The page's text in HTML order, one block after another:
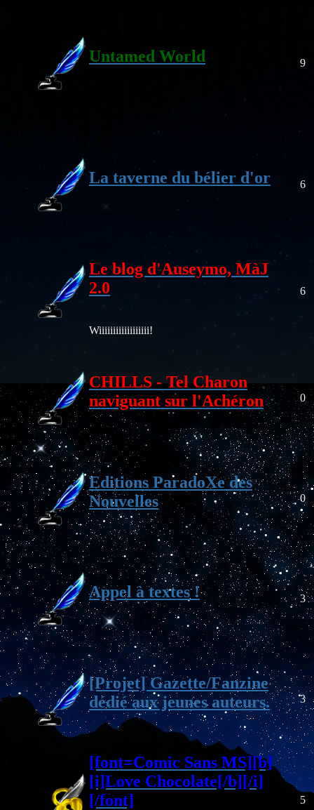
Untamed World 9
La taverne du bélier d'or 6
Le blog d'Auseymo, MàJ
2.0
Wiiiiiiiiiiiiiiiiii!
6
CHILLS - Tel Charon
naviguant sur l'Achéron
0
Editions ParadoXe des
Nouvelles
0
Appel à textes ! 3
[Projet] Gazette/Fanzine
dédié aux jeunes auteurs.
3
[font=Comic Sans MS][b]
[i]Love Chocolate[/b][/i]
[/font]
5